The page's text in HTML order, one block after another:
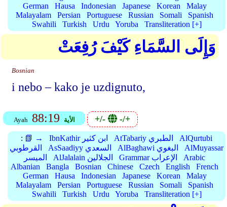
German
Hausa Indonesian Japanese Korean
Malay
Malayalam
Persian Portuguese Russian Somali
Spanish
Swahili
Turkish Urdu Yoruba Transliteration [+]
وَإِلَى السَّمَاءِ كَيْفَ رُفِعَتْ
Bosnian
i nebo – kako je uzdignuto,
Ayah 88:19 الأية +/- -/+
: 📗 → IbnKathir ابن كثير AtTabariy الطبري
AlQurtubi
القرطوبي
AsSaadiyy السعدي AlBaghawi البغوي
AlMuyassar
الميسر
AlJalalain الجلالين Grammar الإعراب
Arabic
Albanian
Bangla Bosnian Chinese Czech English
French
German
Hausa Indonesian Japanese Korean
Malay
Malayalam
Persian Portuguese Russian Somali
Spanish
Swahili
Turkish Urdu Yoruba Transliteration [+]